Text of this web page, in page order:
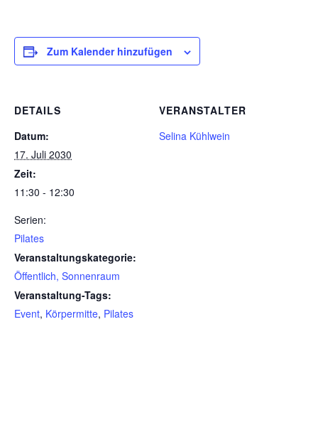
Zum Kalender hinzufügen
DETAILS
Datum:
17. Juli 2030
Zeit:
11:30 - 12:30
Serien:
Pilates
Veranstaltungskategorie:
Öffentlich, Sonnenraum
Veranstaltung-Tags:
Event, Körpermitte, Pilates
VERANSTALTER
Selina Kühlwein